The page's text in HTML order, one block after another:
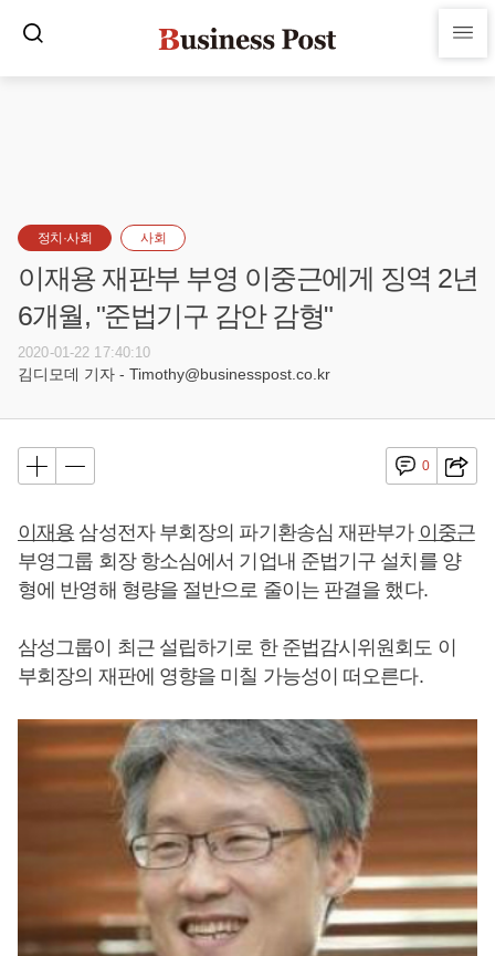
정치·사회 사회
이재용 재판부 부영 이중근에게 징역 2년
6개월, "준법기구 감안 감형"
2020-01-22 17:40:10
김디모데 기자 - Timothy@businesspost.co.kr
0
이재용 삼성전자 부회장의 파기환송심 재판부가 이중근
부영그룹 회장 항소심에서 기업내 준법기구 설치를 양
형에 반영해 형량을 절반으로 줄이는 판결을 했다.
삼성그룹이 최근 설립하기로 한 준법감시위원회도 이
부회장의 재판에 영향을 미칠 가능성이 떠오른다.